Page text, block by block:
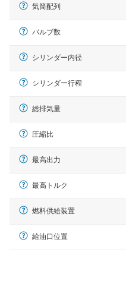
気筒配列
バルブ数
シリンダー内径
シリンダー行程
総排気量
圧縮比
最高出力
最高トルク
燃料供給装置
給油口位置